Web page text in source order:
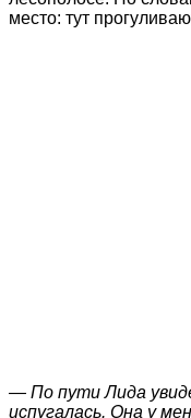
место: тут
— По пути Лида
испугалась. Она у